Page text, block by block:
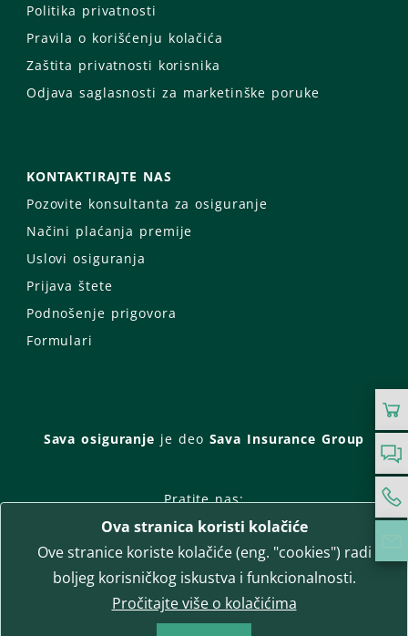
Politika privatnosti
Pravila o korišćenju kolačića
Zaštita privatnosti korisnika
Odjava saglasnosti za marketinške poruke
KONTAKTIRAJTE NAS
Pozovite konsultanta za osiguranje
Načini plaćanja premije
Uslovi osiguranja
Prijava štete
Podnošenje prigovora
Formulari
Sava osiguranje je deo Sava Insurance Group
Pratite nas:
Facebook
Instagram
LinkedIn
Twitter
YouTube
WhatsApp
T-media d.o.o. | napredne komunikacije
Ova stranica koristi kolačiće
Ove stranice koriste kolačiće (eng. "cookies") radi
boljeg korisničkog iskustva i funkcionalnosti.
Pročitajte više o kolačićima